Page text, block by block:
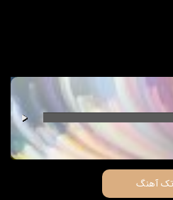
00:00/00:00
آهنگ